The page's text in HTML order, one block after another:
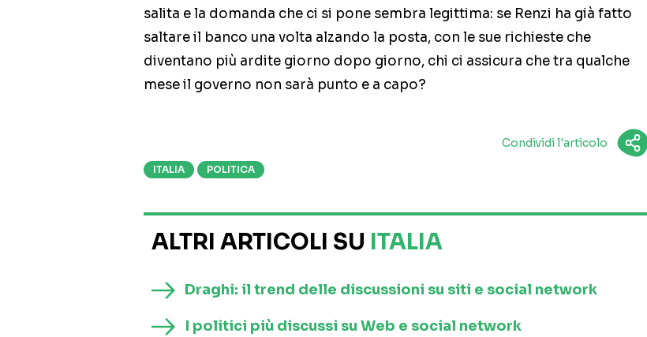
salita e la domanda che ci si pone sembra legittima: se Renzi ha già fatto
saltare il banco una volta alzando la posta, con le sue richieste che
diventano più ardite giorno dopo giorno, chi ci assicura che tra qualche
mese il governo non sarà punto e a capo?
Condividi l'articolo
ITALIA POLITICA
ALTRI ARTICOLI SU ITALIA
Draghi: il trend delle discussioni su siti e social network
I politici più discussi su Web e social network